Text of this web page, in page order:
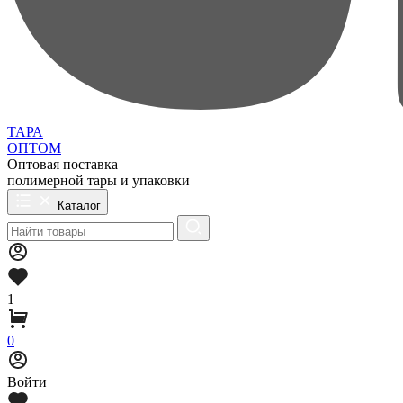
ТАРА
ОПТОМ
Оптовая поставка
полимерной тары и упаковки
Каталог
1
0
Войти